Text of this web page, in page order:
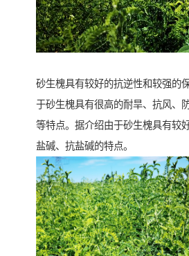
砂生槐具有较好的抗逆性和较强的
于砂生槐具有很高的耐旱、抗风、
等特点。据介绍由于砂生槐具有较
盐碱、抗盐碱的特点。